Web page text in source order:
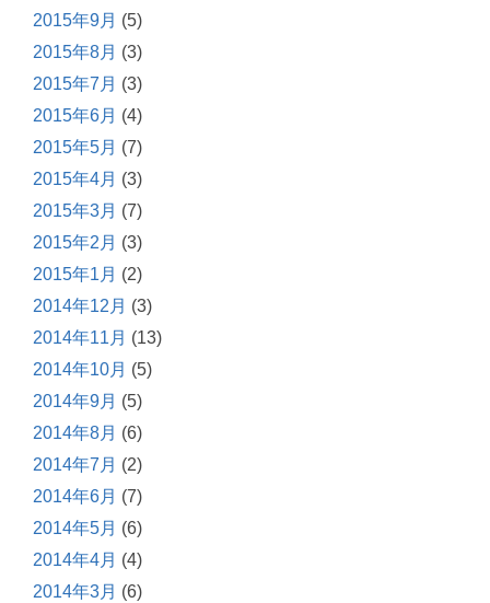
2015年9月 (5)
2015年8月 (3)
2015年7月 (3)
2015年6月 (4)
2015年5月 (7)
2015年4月 (3)
2015年3月 (7)
2015年2月 (3)
2015年1月 (2)
2014年12月 (3)
2014年11月 (13)
2014年10月 (5)
2014年9月 (5)
2014年8月 (6)
2014年7月 (2)
2014年6月 (7)
2014年5月 (6)
2014年4月 (4)
2014年3月 (6)